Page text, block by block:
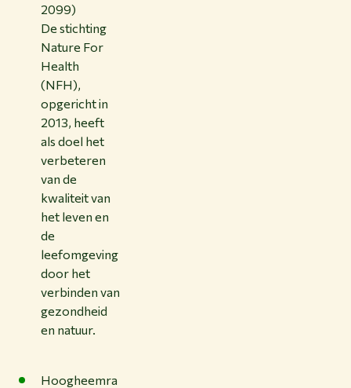
2099)
De stichting
Nature For
Health
(NFH),
opgericht in
2013, heeft
als doel het
verbeteren
van de
kwaliteit van
het leven en
de
leefomgeving
door het
verbinden van
gezondheid
en natuur.
Hoogheemra